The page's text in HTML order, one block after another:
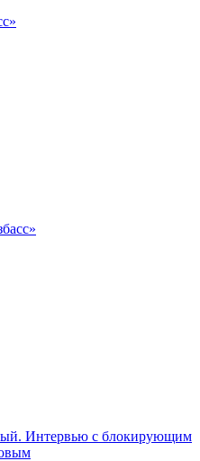
Интервью с блокирующим